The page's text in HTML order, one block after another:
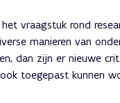
vraagstuk rond
manieren van
dan zijn er nieuwe
toegepast kunnen